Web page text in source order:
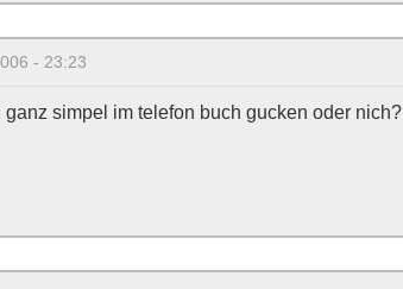
- 23:23
simpel im telefon buch gucken oder nich?